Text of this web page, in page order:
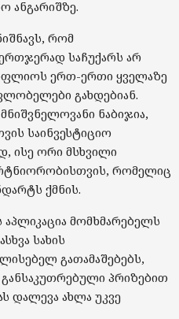
ანგარიშზე.
რომ
საჩუქარს არ
ერთ-ერთი ყველაზე
გახდებიან.
ნაბიჯია,
საინვესტიციო
ისე ორი მსხვილი
რომელიც
ქმნის.
აპლიკაცია მომხმარებელს
სახის
გათამაშებებს,
პრიზებით
დალევა ახლა უკვე